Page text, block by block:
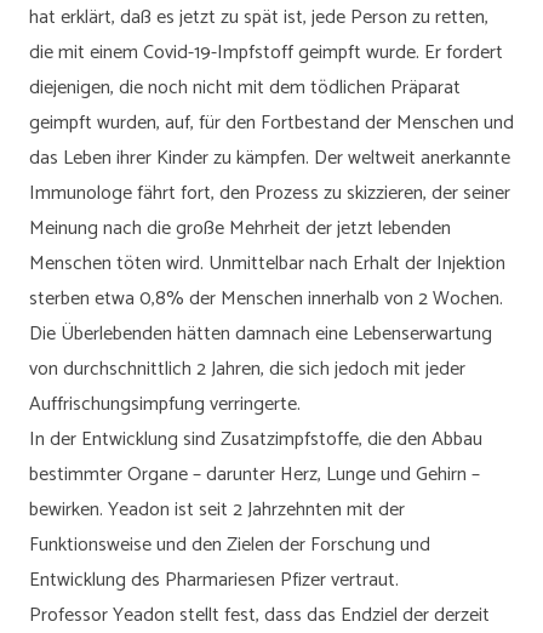
hat erklärt, daß es jetzt zu spät ist, jede Person zu retten,
die mit einem Covid-19-Impfstoff geimpft wurde. Er fordert
diejenigen, die noch nicht mit dem tödlichen Präparat
geimpft wurden, auf, für den Fortbestand der Menschen und
das Leben ihrer Kinder zu kämpfen. Der weltweit anerkannte
Immunologe fährt fort, den Prozess zu skizzieren, der seiner
Meinung nach die große Mehrheit der jetzt lebenden
Menschen töten wird. Unmittelbar nach Erhalt der Injektion
sterben etwa 0,8% der Menschen innerhalb von 2 Wochen.
Die Überlebenden hätten damnach eine Lebenserwartung
von durchschnittlich 2 Jahren, die sich jedoch mit jeder
Auffrischungsimpfung verringerte.
In der Entwicklung sind Zusatzimpfstoffe, die den Abbau
bestimmter Organe – darunter Herz, Lunge und Gehirn –
bewirken. Yeadon ist seit 2 Jahrzehnten mit der
Funktionsweise und den Zielen der Forschung und
Entwicklung des Pharmariesen Pfizer vertraut.
Professor Yeadon stellt fest, dass das Endziel der derzeit